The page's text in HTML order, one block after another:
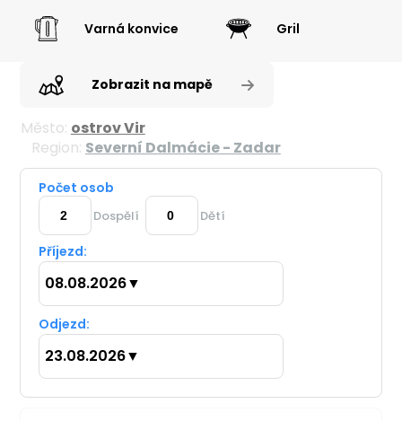
Varná konvice Gril
Zobrazit na mapě
Město: ostrov Vir
Region: Severní Dalmácie - Zadar
Počet osob
Dospělí Dětí
Příjezd:
08.08.2026▼
Odjezd:
23.08.2026▼